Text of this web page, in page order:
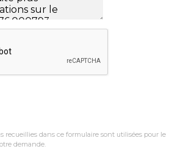
recueillies dans ce formulaire sont utilisées pour le
demande.